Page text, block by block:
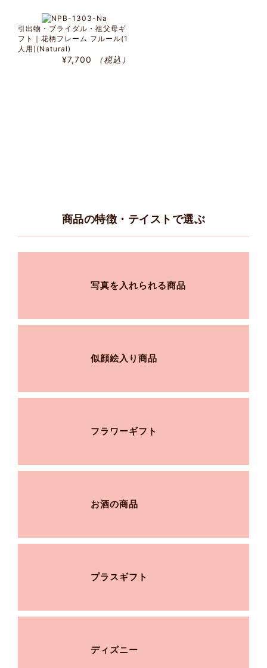
引出物・ブライダル・祖父母ギ
フト｜花柄フレーム フルール(1
人用)(Natural)
¥7,700 （税込）
商品の特徴・テイストで選ぶ
写真を入れられる商品
似顔絵入り商品
フラワーギフト
お酒の商品
プラスギフト
ディズニー